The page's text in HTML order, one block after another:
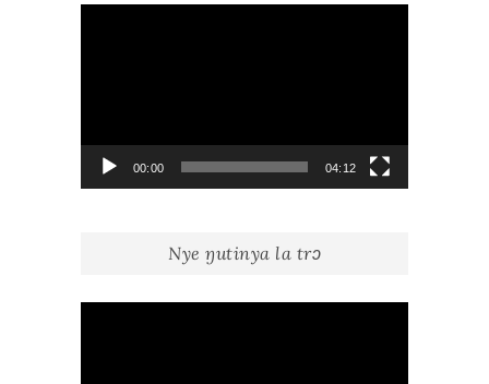
00:00 04:12
Nye ŋutinya la trɔ